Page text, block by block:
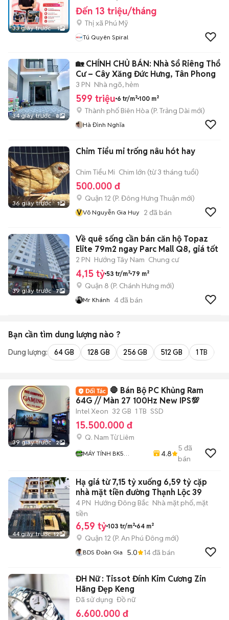
33 giây trước 1
Đến 13 triệu/tháng
Thị xã Phú Mỹ
Tú Quyên Spiral
34 giây trước 8
🏡 CHÍNH CHỦ BÁN: Nhà Sổ Riêng Thổ
Cư – Cây Xăng Đức Hưng, Tân Phong
3 PN Nhà ngõ, hẻm
599 triệu 6 tr/m² 100 m²
Thành phố Biên Hòa (P. Trảng Dài mới)
Hà Đình Nghĩa
36 giây trước 1
Chim Tiểu mi trống nâu hót hay
Chim Tiểu Mi Chim lớn (từ 3 tháng tuổi)
500.000 đ
Quận 12 (P. Đông Hưng Thuận mới)
VVõ Nguyễn Gia Huy 2 đã bán
39 giây trước 7
Về quê sống cần bán căn hộ Topaz
Elite 79m2 ngay Parc Mall Q8, giá tốt
2 PN Hướng Tây Nam Chung cư
4,15 tỷ 53 tr/m² 79 m²
Quận 8 (P. Chánh Hưng mới)
Mr Khánh 4đã bán
Bạn cần tìm dung lượng nào ?
Dung lượng: 64 GB 128 GB 256 GB 512 GB 1 TB
39 giây trước 2
🛑 Bán Bộ PC Khủng Ram
64G // Màn 27 100Hz New IPS💯
Intel Xeon 32 GB 1 TB SSD
15.500.000 đ
Q. Nam Từ Liêm
MÁY TÍNH BK5
4.8
5 đã
bán
44 giây trước 12
Hạ giá từ 7,15 tỷ xuống 6,59 tỷ cặp
nhà mặt tiền đường Thạnh Lộc 39
4 PN Hướng Đông Bắc Nhà mặt phố, mặt
tiền
6,59 tỷ 103 tr/m² 64 m²
Quận 12 (P. An Phú Đông mới)
BDS Đoàn Gia 5.0 14đã bán
ĐH Nữ : Tissot Đính Kim Cương Zin
Hãng Đẹp Keng
Đã sử dụng Đồ nữ
6.600.000 đ